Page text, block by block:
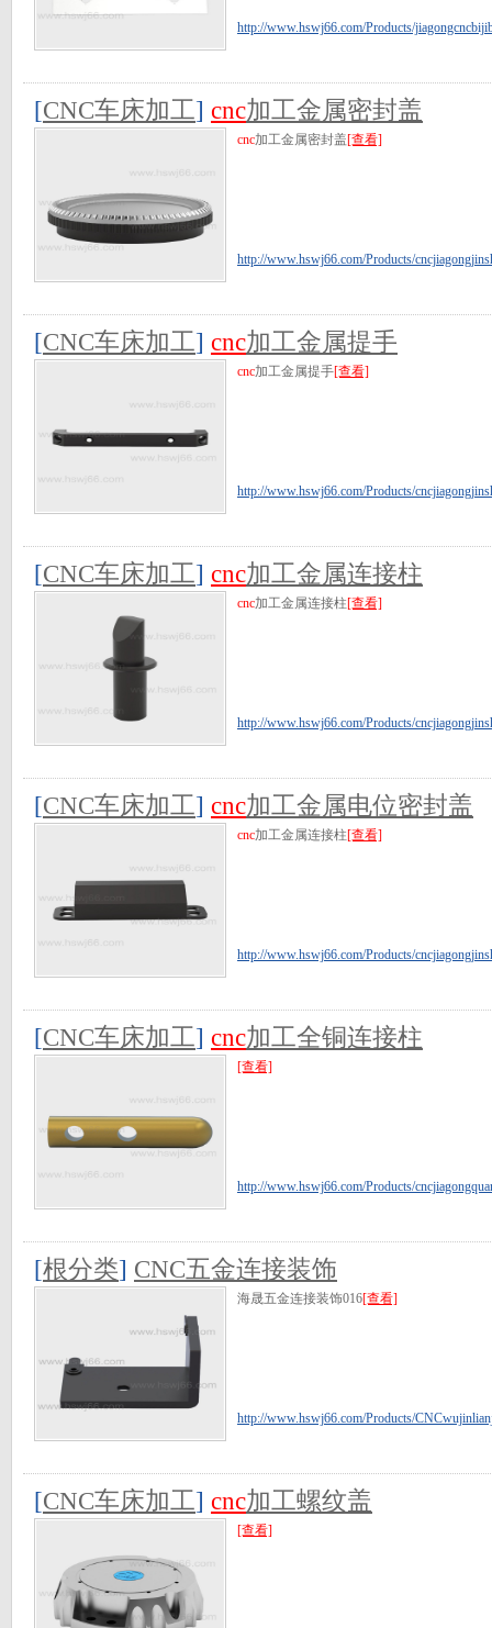
http://www.hswj66.com/Products/
[CNC车床加工] cnc加工金属密封盖
cnc加工金属密封盖[查看]
http://www.hswj66.com/Products/
[CNC车床加工] cnc加工金属提手
cnc加工金属提手[查看]
http://www.hswj66.com/Products/
[CNC车床加工] cnc加工金属连接柱
cnc加工金属连接柱[查看]
http://www.hswj66.com/Products/
[CNC车床加工] cnc加工金属电位密封盖
cnc加工金属连接柱[查看]
http://www.hswj66.com/Products/
[CNC车床加工] cnc加工全铜连接柱
[查看]
http://www.hswj66.com/Products/
[根分类] CNC五金连接装饰
海晟五金连接装饰016[查看]
http://www.hswj66.com/Products/
[CNC车床加工] cnc加工螺纹盖
[查看]